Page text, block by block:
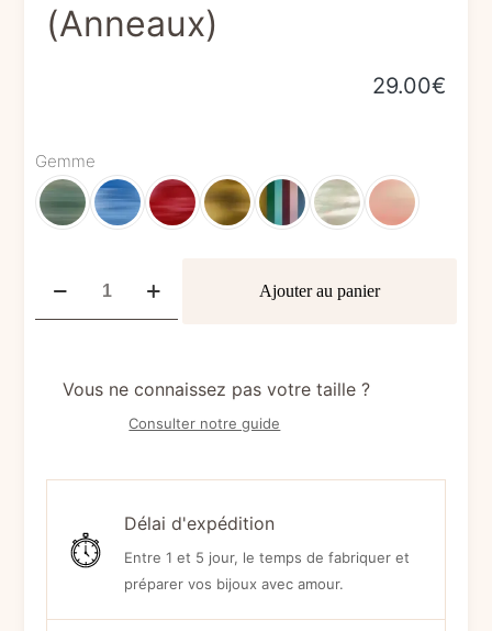
(Anneaux)
29.00€
Gemme
NYX
Ajouter au panier
Vous ne connaissez pas votre taille ?
Consulter notre guide
Délai d'expédition
Entre 1 et 5 jour, le temps de fabriquer et
préparer vos bijoux avec amour.